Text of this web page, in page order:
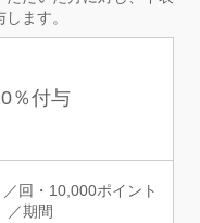
ます。
％付与
回・10,000ポイント
／期間